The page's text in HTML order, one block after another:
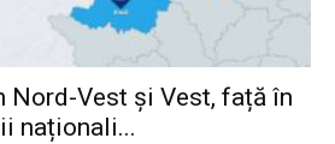
Nord-Vest și Vest, față în
naționali...